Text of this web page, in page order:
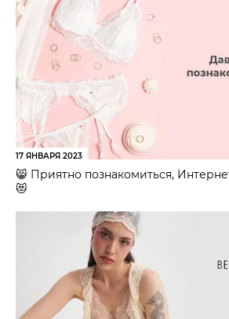
17 ЯНВАРЯ 2023
😸 Приятно познакомиться,
😻